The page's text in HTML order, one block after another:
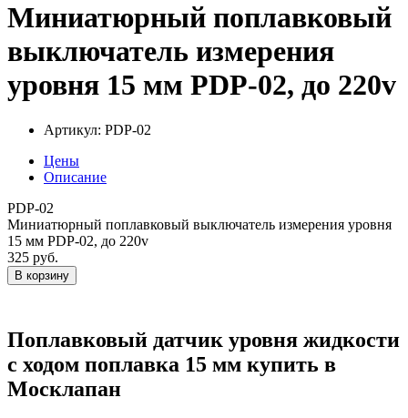
Миниатюрный поплавковый
выключатель измерения
уровня 15 мм PDP-02, до 220v
Артикул: PDP-02
Цены
Описание
PDP-02
Миниатюрный поплавковый выключатель измерения уровня
15 мм PDP-02, до 220v
325 руб.
Поплавковый датчик уровня жидкости
с ходом поплавка 15 мм купить в
Москлапан